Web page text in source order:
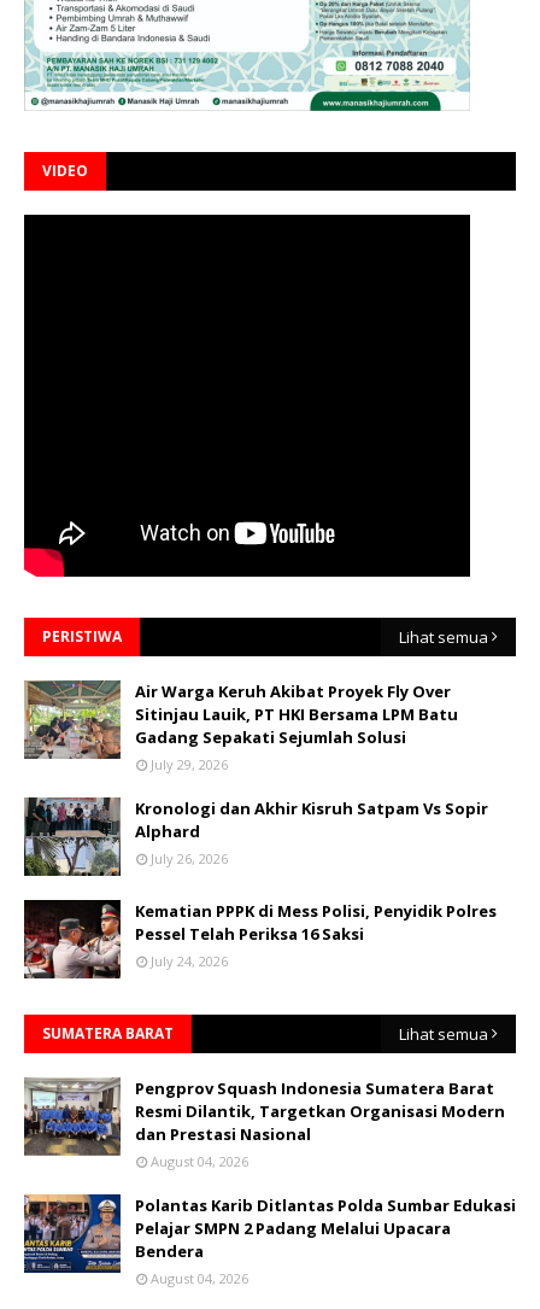
VIDEO
PERISTIWA Lihat semua
Air Warga Keruh Akibat Proyek Fly Over
Sitinjau Lauik, PT HKI Bersama LPM Batu
Gadang Sepakati Sejumlah Solusi
July 29, 2026
Kronologi dan Akhir Kisruh Satpam Vs Sopir
Alphard
July 26, 2026
Kematian PPPK di Mess Polisi, Penyidik Polres
Pessel Telah Periksa 16 Saksi
July 24, 2026
SUMATERA BARAT Lihat semua
Pengprov Squash Indonesia Sumatera Barat
Resmi Dilantik, Targetkan Organisasi Modern
dan Prestasi Nasional
August 04, 2026
Polantas Karib Ditlantas Polda Sumbar Edukasi
Pelajar SMPN 2 Padang Melalui Upacara
Bendera
August 04, 2026